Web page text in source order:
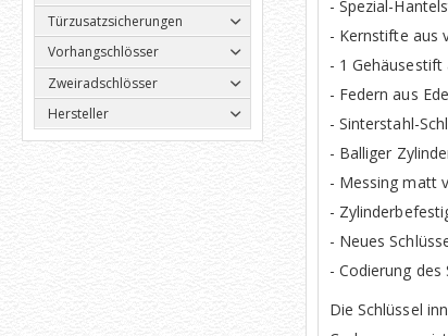
- Spezial-
- Kernstifte aus
- 1
- Federn aus
- Sinterstahl-
- Balliger
- Messing matt
-
- Neues
- Codierung des
Die Schlüssel
Türzusatzsicherungen
Vorhangschlösser
Zweiradschlösser
Hersteller